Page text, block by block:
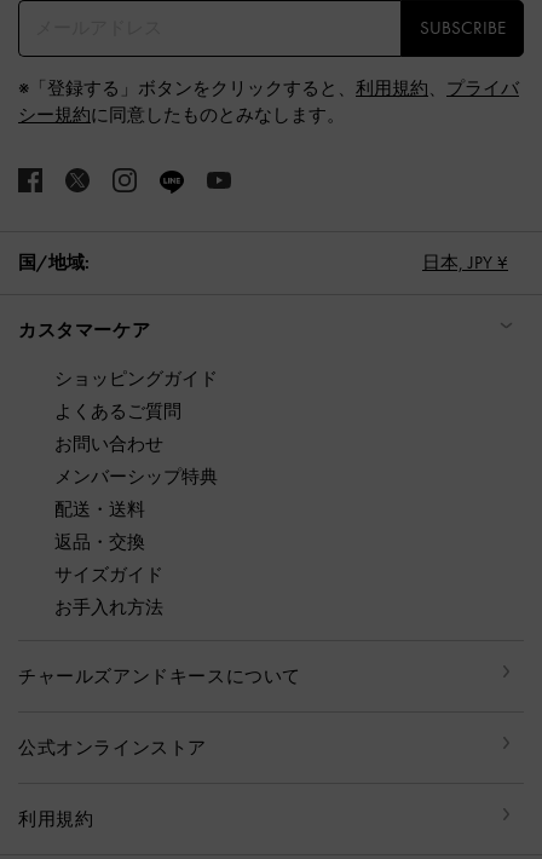
SUBSCRIBE
※「登録する」ボタンをクリックすると、 利用規約、 プライバ
シー規約に同意したものとみなします。
国/地域: 日本, JPY ¥
カスタマーケア
ショッピングガイド
よくあるご質問
お問い合わせ
メンバーシップ特典
配送・送料
返品・交換
サイズガイド
お手入れ方法
チャールズアンドキースについて
公式オンラインストア
利用規約